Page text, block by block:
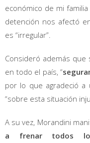
económico de mi
detención nos afectó
es “irregular”.
Consideró además que
en todo el país, “
por lo que agradeció
“sobre esta situación
A su vez, Morandini
a frenar todos